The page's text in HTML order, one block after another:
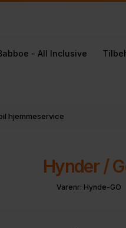
- All Inclusive
hjemmeservice
Hynder /
Varenr: Hynde-GO